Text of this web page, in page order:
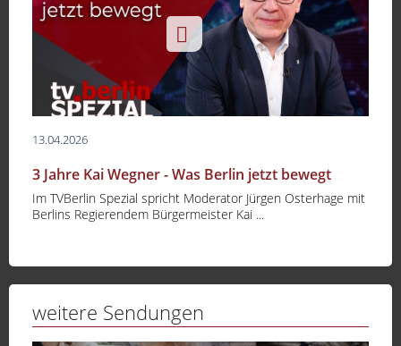
13.04.2026
3 Jahre Kai Wegner - Was Berlin jetzt bewegt
Im TVBerlin Spezial spricht Moderator Jürgen Osterhage mit
Berlins Regierendem Bürgermeister Kai ...
weitere Sendungen